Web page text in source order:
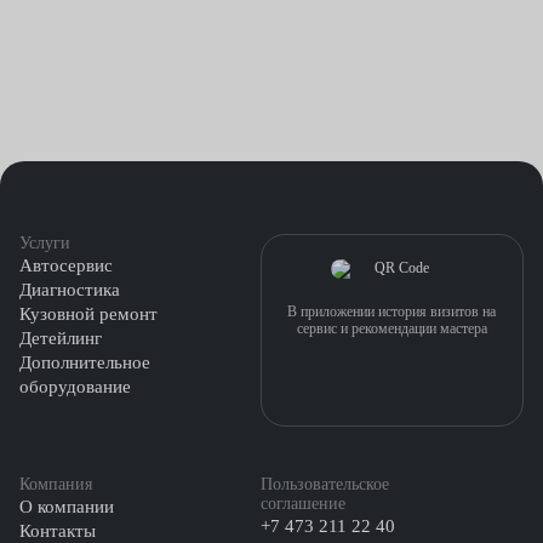
Услуги
Автосервис
Диагностика
Кузовной ремонт
Детейлинг
Дополнительное
оборудование
Компания
О компании
Контакты
Пользовательское
соглашение
+7 473 211 22 40
В приложении история визитов на
сервис и рекомендации мастера